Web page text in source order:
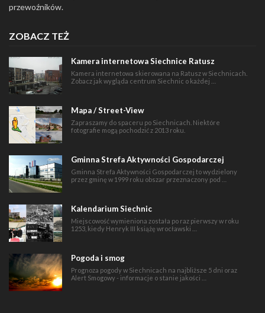
przewoźników.
ZOBACZ TEŻ
Kamera internetowa Siechnice Ratusz
Kamera internetowa skierowana na Ratusz w Siechnicach.
Zobacz jak wygląda centrum Siechnic o każdej …
Mapa / Street-View
Zapraszamy do spaceru po Siechnicach. Niektóre
fotografie mogą pochodzić z 2013 roku.
Gminna Strefa Aktywności Gospodarczej
Gminna Strefa Aktywności Gospodarczej to wydzielony
przez gminę w 1999 roku obszar przeznaczony pod …
Kalendarium Siechnic
Miejscowość wymieniona została po raz pierwszy w roku
1253, kiedy Henryk III książę wrocławski …
Pogoda i smog
Prognoza pogody w Siechnicach na najbliższe 5 dni oraz
Alert Smogowy - informacje o stanie jakości …